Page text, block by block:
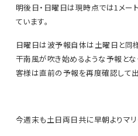
明後日・日曜日は現時点では1メー
ています。
日曜日は波予報自体は土曜日と同
干南風が吹き始めるような予報と
客様は直前の予報を再度確認して
今週末も土日両日共に早朝よりマリ